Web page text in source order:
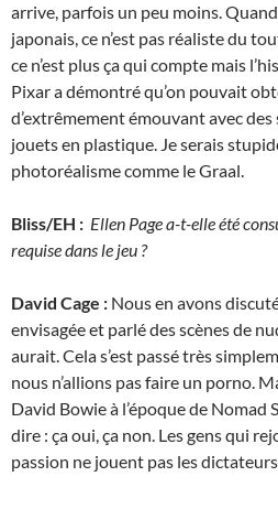
arrive, parfois un peu moins.
japonais, ce n’est pas réaliste du
ce n’est plus ça qui compte mais
Pixar a démontré qu’on pouvait
d’extrêmement émouvant avec
jouets en plastique. Je serais
photoréalisme comme le Graal.
Bliss/EH : Ellen Page a-t-elle été
requise dans le jeu ?
David Cage : Nous en avons
envisagée et parlé des scènes de
aurait. Cela s’est passé très
nous n’allions pas faire un porno.
David Bowie à l’époque de Nomad
dire : ça oui, ça non. Les gens qui
passion ne jouent pas les